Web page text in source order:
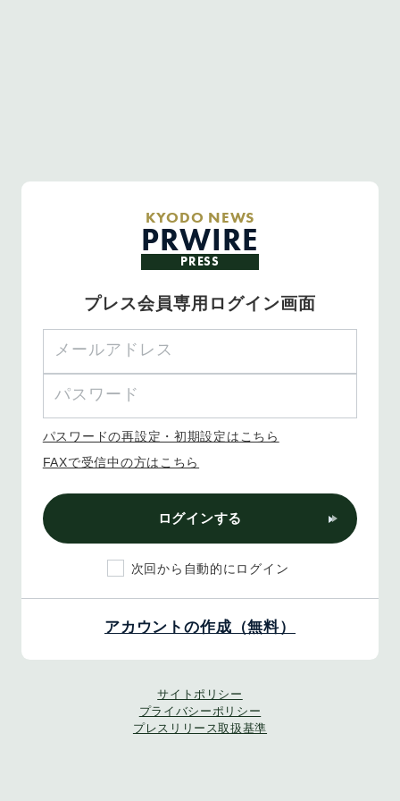
KYODO NEWS
PRWIRE
PRESS
プレス会員専用ログイン画面
パスワードの再設定・初期設定はこちら
FAXで受信中の方はこちら
ログインする
次回から自動的にログイン
アカウントの作成（無料）
サイトポリシー
プライバシーポリシー
プレスリリース取扱基準